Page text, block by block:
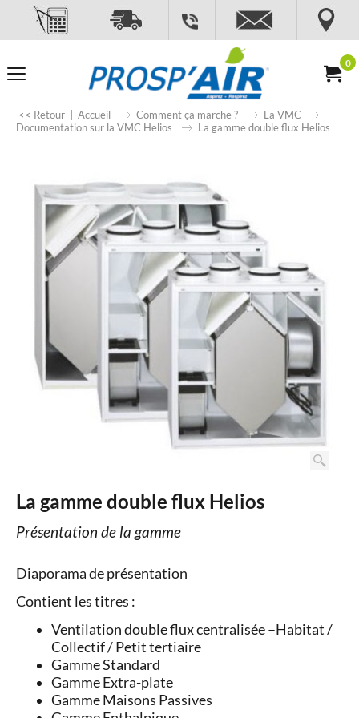
0
<< Retour | Accueil Comment ça marche ?
La VMC
Documentation sur la VMC Helios
La gamme double flux Helios
La gamme double flux Helios
Présentation de la gamme
Diaporama de présentation
Contient les titres :
Ventilation double flux centralisée –Habitat /
Collectif / Petit tertiaire
Gamme Standard
Gamme Extra-plate
Gamme Maisons Passives